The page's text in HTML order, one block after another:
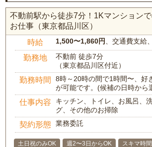
不動前駅から徒歩7分！1Kマンション
お仕事（東京都品川区）
時給 1,500〜1,860円、交通費支給
勤務地
不動前 徒歩7分
（東京都品川区付近）
勤務時間
8時～20時の間で1時間〜、好
が可能です。(候補の日時から
仕事内容
キッチン、トイレ、お風呂、
グ、その他のお掃除
契約形態 業務委託
土日祝のみOK 週2〜3日からOK スキマ時